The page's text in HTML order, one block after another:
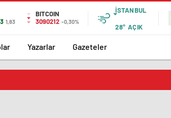
1,83
BITCOIN
3090212 -0,30%
İSTANBUL
28° AÇIK
Yazarlar Gazeteler